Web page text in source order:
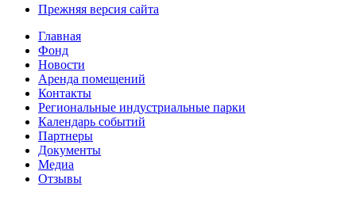
Прежняя версия сайта
Главная
Фонд
Новости
Аренда помещений
Контакты
Региональные индустриальные парки
Календарь событий
Партнеры
Документы
Медиа
Отзывы